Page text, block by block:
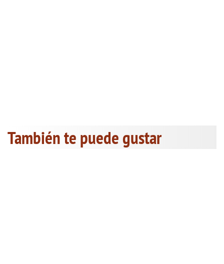
También te puede gustar